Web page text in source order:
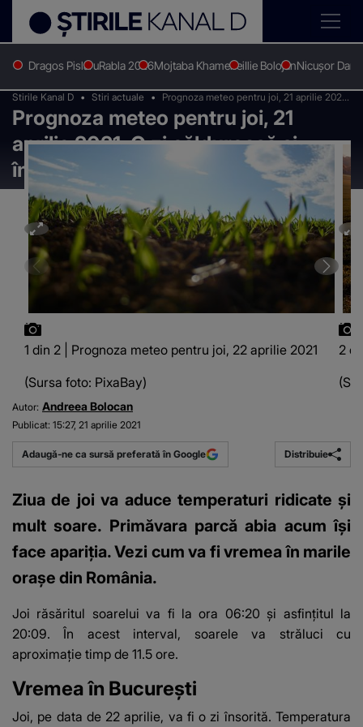
Dragos PislaruRabla 2026Mojtaba KhameneiIlie BolojanNicușor Dan
Stirile Kanal D Stiri actuale
Prognoza meteo pentru joi, 21 aprilie 2021.
O zi călduroasă și însorită de primăvară
Prognoza meteo pentru joi, 21
aprilie 2021. O zi călduroasă și
însorită de primăvară
1 din 2 | Prognoza meteo pentru joi, 22 aprilie 2021
(Sursa foto: PixaBay)
2
Autor: Andreea Bolocan
Publicat: 15:27, 21 aprilie 2021
Adaugă-ne ca sursă preferată în Google Distribuie
Ziua de joi va aduce temperaturi ridicate și
mult soare. Primăvara parcă abia acum își
face apariția. Vezi cum va fi vremea în marile
orașe din România.
Joi răsăritul soarelui va fi la ora 06:20 și asfințitul la
20:09. În acest interval, soarele va străluci cu
aproximație timp de 11.5 ore.
Vremea în București
Joi, pe data de 22 aprilie, va fi o zi însorită. Temperatura